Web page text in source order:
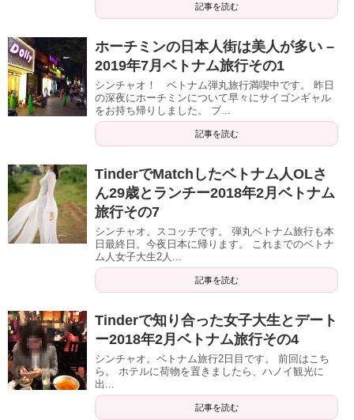
記事を読む
ホーチミンの日本人街は美人が多い –
2019年7月ベトナム旅行その1
シンチャオ！ ベトナム弾丸旅行満喫中です。 昨日
の深夜にホーチミンについて早々にサイゴンギャル
をお持ち帰りしました。 ブ...
記事を読む
TinderでMatchしたベトナム人OLさ
ん29歳とランチー2018年2月ベトナム
旅行その7
シンチャオ。スコッチです。 弾丸ベトナム旅行も本
日最終日。今夜日本に帰ります。 これまでのベトナ
ム人女子大生2人...
記事を読む
Tinderで知り合った女子大生とデート
ー2018年2月ベトナム旅行その4
シンチャオ。ベトナム旅行2日目です。 前回はこち
ら。 ホテルに荷物を置きましたら、ハノイ観光に
出...
記事を読む